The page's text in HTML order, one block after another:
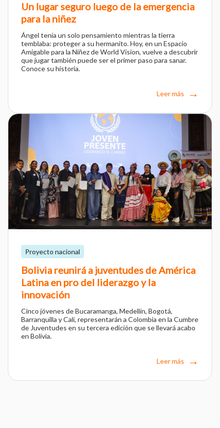
Un lugar seguro luego de la emergencia
para la niñez
Ángel tenía un solo pensamiento mientras la tierra
temblaba: proteger a su hermanito. Hoy, en un Espacio
Amigable para la Niñez de World Vision, vuelve a descubrir
que jugar también puede ser el primer paso para sanar.
Conoce su historia.
Leer más
Proyecto nacional
Bolivia reunirá a juventudes de América
Latina en pro del liderazgo y la
innovación
Cinco jóvenes de Bucaramanga, Medellín, Bogotá,
Barranquilla y Cali, representarán a Colombia en la Cumbre
de Juventudes en su tercera edición que se llevará acabo
en Bolivia.
Leer más